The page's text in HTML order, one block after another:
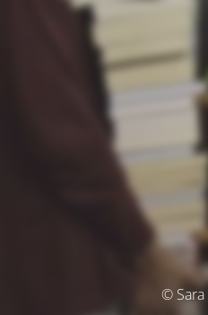
© Sara